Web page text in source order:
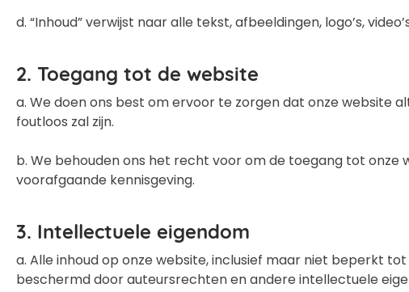
d. “Inhoud” verwijst naar alle tekst, afbeeldingen, logo’s,
2. Toegang tot de website
a. We doen ons best om ervoor te zorgen dat onze website
foutloos zal zijn.
b. We behouden ons het recht voor om de toegang tot
voorafgaande kennisgeving.
3. Intellectuele eigendom
a. Alle inhoud op onze website, inclusief maar niet beperkt
beschermd door auteursrechten en andere intellectuele